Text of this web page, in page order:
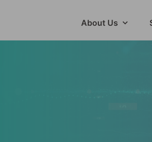
About Us